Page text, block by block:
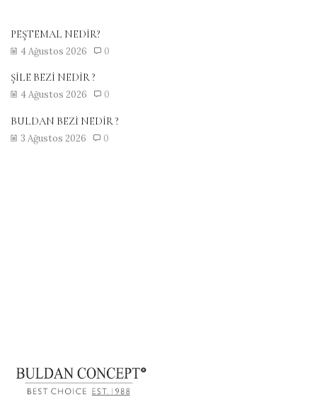
PEŞTEMAL NEDİR?
4 Ağustos 2026 0
ŞİLE BEZİ NEDİR ?
4 Ağustos 2026 0
BULDAN BEZİ NEDİR ?
3 Ağustos 2026 0